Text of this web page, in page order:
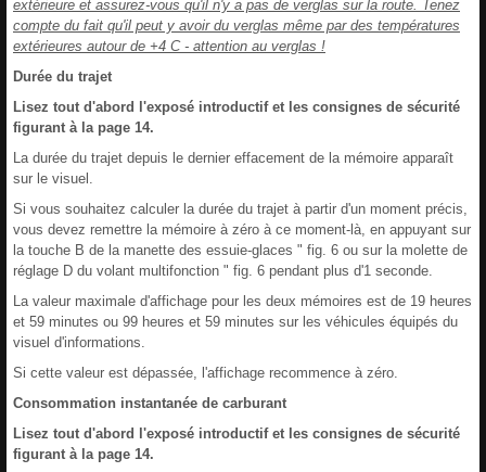
extérieure et assurez-vous qu'il n'y a pas de verglas sur la route. Tenez
compte du fait qu'il peut y avoir du verglas même par des températures
extérieures autour de +4 C - attention au verglas !
Durée du trajet
Lisez tout d'abord l'exposé introductif et les consignes de sécurité
figurant à la page 14.
La durée du trajet depuis le dernier effacement de la mémoire apparaît
sur le visuel.
Si vous souhaitez calculer la durée du trajet à partir d'un moment précis,
vous devez remettre la mémoire à zéro à ce moment-là, en appuyant sur
la touche B de la manette des essuie-glaces " fig. 6 ou sur la molette de
réglage D du volant multifonction " fig. 6 pendant plus d'1 seconde.
La valeur maximale d'affichage pour les deux mémoires est de 19 heures
et 59 minutes ou 99 heures et 59 minutes sur les véhicules équipés du
visuel d'informations.
Si cette valeur est dépassée, l'affichage recommence à zéro.
Consommation instantanée de carburant
Lisez tout d'abord l'exposé introductif et les consignes de sécurité
figurant à la page 14.